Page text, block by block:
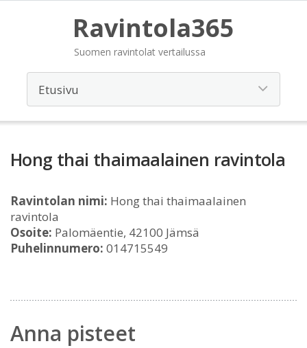
Ravintola365
Suomen ravintolat vertailussa
Hong thai thaimaalainen ravintola
Ravintolan nimi: Hong thai thaimaalainen
ravintola
Osoite: Palomäentie, 42100 Jämsä
Puhelinnumero: 014715549
Anna pisteet